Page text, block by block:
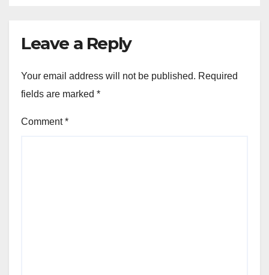
Leave a Reply
Your email address will not be published. Required
fields are marked *
Comment*